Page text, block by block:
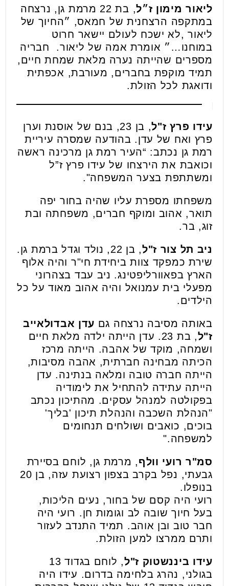
ליאור מימון ז״ל
, בת 22 מרמת גן, נרצחה
במתקפה הרצחנית של חמאס, ״החיוך של
ליאור ,לא ישכח לעולם יישאר חרוט
במוחנו…״ אומרת אמה של ליאור. חבריה
מספרים שהייתה נערה מלאת שמחת חיים,
תמיד מוקפת בחברים, מעורבת, אכפתית
ודואגת לכל הזולת.
עידו פרץ ז"ל
, בן 23, בנם של אוסנת וערן
פרץ ואח של עדן. בהודעה שמסרה עיריית
רמת גן נכתב: “העיר רמת גן מרכינה ראשה
וכואבת את הירצחו של עידו פרץ ז”ל
ומשתתפת בצער המשפחה".
משפחתו מספרת עליו שהיה בחור יפה
תואר, אהוב ומוקף חברים, משפחתה ובת
זוג, בר.
ניב תל צור ז"ל
, בן 22, נולד וגדל ברמת גן.
שירת כמפקד צוות ביחידת חי"ר והיה אלוף
הארץ בפאוורליפטינג. ניב עבד בצהרוני
מפעלי בית עמנואל והיה אהוב מאוד על כל
הילדים.
באותה מסיבה נרצחה גם עדן אבדולאייב
ז"ל
, בת 23. עדן הייתה ילדה מלאת חיים
ושמחה, מוקד של אהבה. הייתה מרכז
הכיתה מבחינה חברתית, אהבה מסיבות,
הייתה חברה טובה ומלאה בנתינה. עדן
הייתה עתידה להתחיל את לימודיה
בפקולטה למנהל עסקים. מהתיכון נכתב
"הנהלת השכבה והנהלת תיכון 'בליך'
בוכים, כואבים ושולחים תנחומים
למשפחה."
סמ"ר רועי וולף, מרמת גן, לוחם בסיירת
גבעתי, נפל בקרב בצפון רצועת עזה, בן 20
בנופלו.
רועי היה קסם של בחור, נעים הליכות,
בעל חיוך שובה לב וגומות חן. רועי היה
חבר טוב ובן אוהב. תמיד התנדב לעזור
ותרם ממרצו למען הזולת.
עידו ביננשטוק ז"ל
, לוחם בגדוד 13
בגולני, נהרג בלחימה בדרום. עידו היה